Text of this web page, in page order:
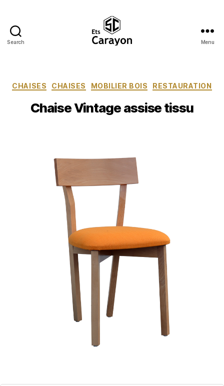
Search Menu
Catégories
CHAISES CHAISES MOBILIER BOIS RESTAURATION
Chaise Vintage assise tissu